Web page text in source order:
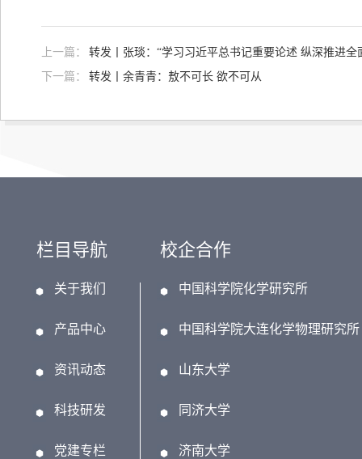
上一篇：
转发丨张琰：“学习习近平总书记重要论述 纵深推进
下一篇：
转发丨余青青：敖不可长 欲不可从
栏目导航
关于我们
产品中心
资讯动态
科技研发
党建专栏
校企合作
中国科学院化学研究所
中国科学院大连化学物理研究所
山东大学
同济大学
济南大学